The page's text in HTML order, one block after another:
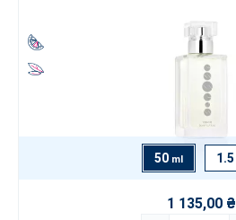
50 ml 1.5
1 135,00 ₴